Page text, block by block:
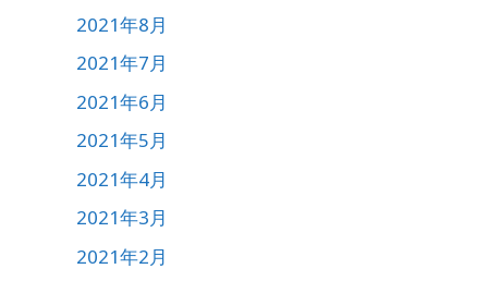
2021年8月
2021年7月
2021年6月
2021年5月
2021年4月
2021年3月
2021年2月